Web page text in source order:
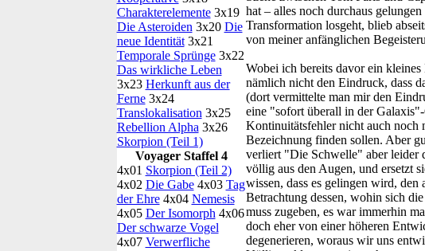
Charakterelemente3x19
Die Asteroiden 3x20 Die
neue Identität3x21
Temporale Sprünge3x22
Das wirkliche Leben
3x23 Herkunft aus der
Ferne3x24
Translokalisation 3x25
Rebellion Alpha 3x26
Skorpion (Teil 1)
Voyager Staffel 4
4x01 Skorpion (Teil 2)
4x02 Die Gabe4x03 Tag
der Ehre4x04 Nemesis
4x05 Der Isomorph 4x06
Der schwarze Vogel
4x07 Verwerfliche
hat – alles noch durchaus
Transformation losgeht, blieb
von meiner anfänglichen
Wobei ich bereits davor ein
nämlich nicht den Eindruck, dass
(dort vermittelte man mir den
eine "sofort überall in der
Kontinuitätsfehler nicht auch noch
Bezeichnung finden sollen. Aber
verliert "Die Schwelle" aber leider
völlig aus den Augen, und ersetzt
wissen, dass es gelingen wird,
Betrachtung dessen, wohin sich
muss zugeben, es war immerhin
doch eher von einer höheren
degenerieren, woraus wir uns